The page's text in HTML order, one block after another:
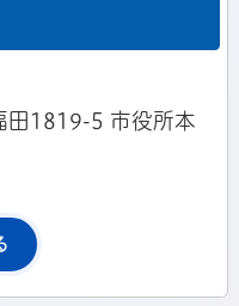
田1819-5 市役所本